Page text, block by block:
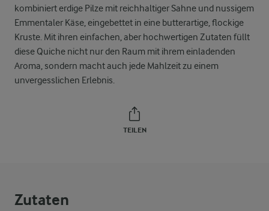
kombiniert erdige Pilze mit reichhaltiger Sahne und nussigem
Emmentaler Käse, eingebettet in eine butterartige, flockige
Kruste. Mit ihren einfachen, aber hochwertigen Zutaten füllt
diese Quiche nicht nur den Raum mit ihrem einladenden
Aroma, sondern macht auch jede Mahlzeit zu einem
unvergesslichen Erlebnis.
TEILEN
Zutaten